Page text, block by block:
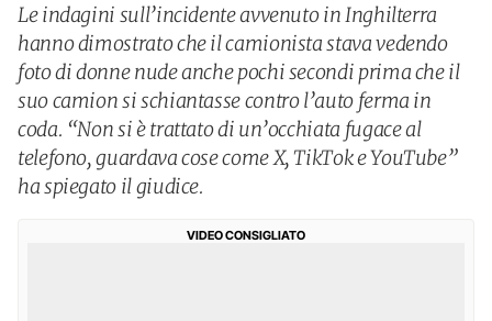
Le indagini sull’incidente avvenuto in Inghilterra
hanno dimostrato che il camionista stava vedendo
foto di donne nude anche pochi secondi prima che il
suo camion si schiantasse contro l’auto ferma in
coda. “Non si è trattato di un’occhiata fugace al
telefono, guardava cose come X, TikTok e YouTube”
ha spiegato il giudice.
VIDEO CONSIGLIATO